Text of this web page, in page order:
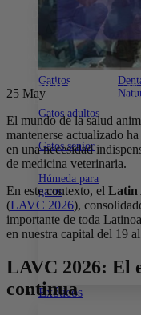
ALIMENTOS
Gatitos
Gatos adultos
Gatos senior
Húmeda para
gatos
Exóticos
15% DE DESCUENTO
PRIMERACOMPRA
CON EL CÓDIGO:
TODA LA WEB CON EL
DESCUENTO EN TODA
PRIMERACOMPRA
•
CON EL CÓDIGO:
25 May
El mundo de la salud
mantenerse actualizado
en una necesidad
de medicina veterinaria.
En este contexto, el Latin
(LAVC 2026),
importante de toda
en nuestra capital del 19
LAVC 2026: El
continua